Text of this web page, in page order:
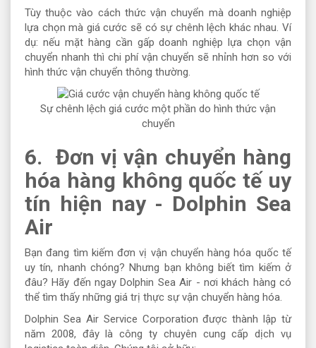
Tùy thuộc vào cách thức vận chuyển mà doanh nghiệp
lựa chọn mà giá cước sẽ có sự chênh lệch khác nhau. Ví
dụ: nếu mặt hàng cần gấp doanh nghiệp lựa chọn vận
chuyển nhanh thì chi phí vận chuyển sẽ nhỉnh hơn so với
hình thức vận chuyển thông thường.
Sự chênh lệch giá cước một phần do hình thức vận
chuyển
6. Đơn vị vận chuyển hàng
hóa hàng không quốc tế uy
tín hiện nay - Dolphin Sea
Air
Bạn đang tìm kiếm đơn vị vận chuyển hàng hóa quốc tế
uy tín, nhanh chóng? Nhưng bạn không biết tìm kiếm ở
đâu? Hãy đến ngay Dolphin Sea Air - nơi khách hàng có
thể tìm thấy những giá trị thực sự vận chuyển hàng hóa.
Dolphin Sea Air Service Corporation được thành lập từ
năm 2008, đây là công ty chuyên cung cấp dịch vụ